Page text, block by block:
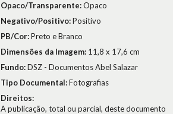
Opaco/Transparente:Opaco
Negativo/Positivo:Positivo
PB/Cor:Preto e Branco
Dimensões da Imagem: 11,8 x 17,6 cm
Fundo:DSZ - Documentos Abel Salazar
Tipo Documental:Fotografias
Direitos:
A publicação, total ou parcial, deste documento